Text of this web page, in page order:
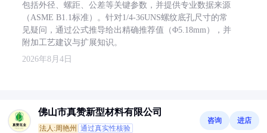
包括外径、螺距、公差等关键参数，并提供专业数据来源
（ASME B1.1标准）。针对1/4-36UNS螺纹底孔尺寸的常
见疑问，通过公式推导给出精确推荐值（Φ5.18mm），并
附加工艺建议与扩展知识。
2026年8月4日
佛山市真赞新型材料有限公司
法人:周艳州 通过真实性核验
咨询 进店